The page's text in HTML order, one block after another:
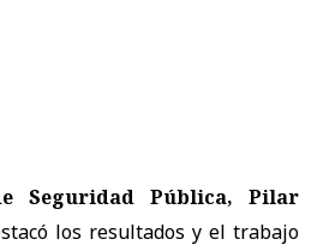
Seguridad Pública, Pilar
los resultados y el trabajo